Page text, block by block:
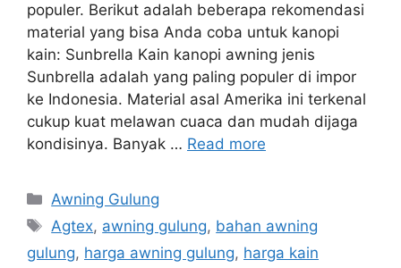
populer. Berikut adalah beberapa rekomendasi
material yang bisa Anda coba untuk kanopi
kain: Sunbrella Kain kanopi awning jenis
Sunbrella adalah yang paling populer di impor
ke Indonesia. Material asal Amerika ini terkenal
cukup kuat melawan cuaca dan mudah dijaga
kondisinya. Banyak … Read more
Categories
Awning Gulung
Tags
Agtex, awning gulung, bahan awning
gulung, harga awning gulung, harga kain